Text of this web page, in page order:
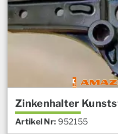
Zinkenhalter
Artikel Nr: 952155